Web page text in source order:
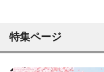
特集ページ